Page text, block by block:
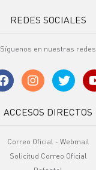
REDES SOCIALES
Síguenos en nuestras redes
ACCESOS DIRECTOS
Correo Oficial - Webmail
Solicitud Correo Oficial